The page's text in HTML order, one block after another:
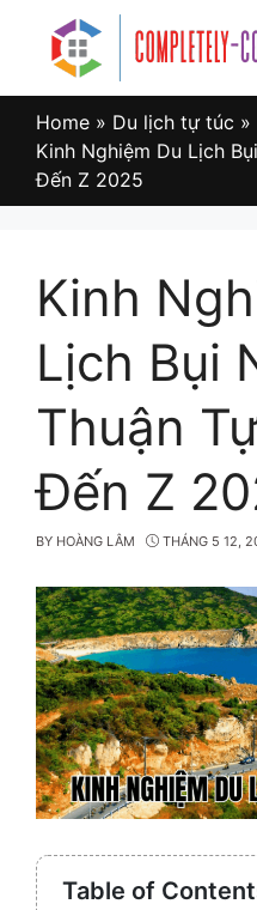
content
Home » Du lịch tự túc »
Kinh Nghiệm Du Lịch
Đến Z 2025
Kinh
Lịch Bụi
Thuận
Đến Z
BY HOÀNG LÂM THÁNG 5 12,
Table of